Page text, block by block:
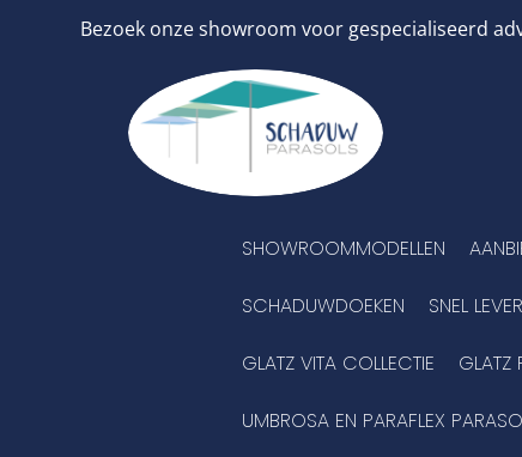
Bezoek onze showroom voor gespecialiseerd
SHOWROOMMODELLEN
SCHADUWDOEKEN SNEL
GLATZ VITA COLLECTIE GLATZ
UMBROSA EN PARAFLEX